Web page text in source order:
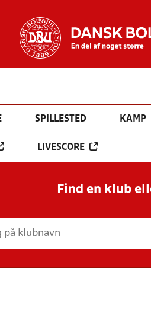
SPILLESTED KAMP
LIVESCORE
Find en klub